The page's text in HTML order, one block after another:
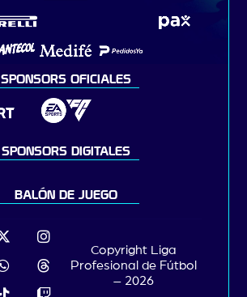
SPONSORS OFICIALES
SPONSORS DIGITALES
BALÓN DE JUEGO
Copyright Liga
Profesional de Fútbol
– 2026